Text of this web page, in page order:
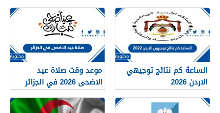
الساعة كم نتائج توجيهي
الاردن 2026
موعد وقت صلاة عيد
الاضحى 2026 في الجزائر
لجميع المحافظات بالتفصيل
1448